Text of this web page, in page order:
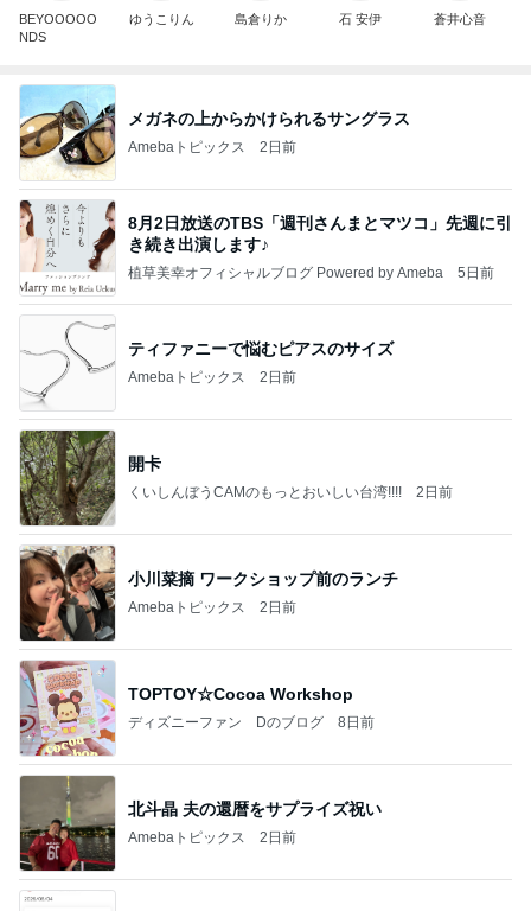
BEYOOOOO
NDS
ゆうこりん 島倉りか 石 安伊 蒼井心音
メガネの上からかけられるサングラス
Amebaトピックス 2日前
8月2日放送のTBS「週刊さんまとマツコ」先週に引
き続き出演します♪
植草美幸オフィシャルブログ Powered by Ameba 5日前
ティファニーで悩むピアスのサイズ
Amebaトピックス 2日前
開卡
くいしんぼうCAMのもっとおいしい台湾!!!! 2日前
小川菜摘 ワークショップ前のランチ
Amebaトピックス 2日前
TOPTOY☆Cocoa Workshop
ディズニーファン Dのブログ 8日前
北斗晶 夫の還暦をサプライズ祝い
Amebaトピックス 2日前